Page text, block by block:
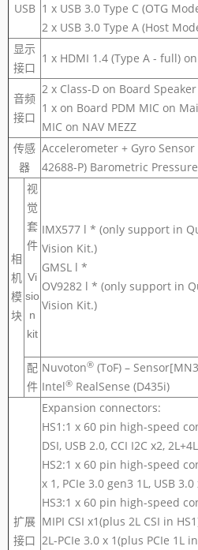
USB 1 x USB 3.0 Type C (OTG
2 x USB 3.0 Type A (Host
显示
接口
1 x HDMI 1.4 (Type A - full)
音频
接口
2 x Class-D on Board
1 x on Board PDM MIC on
MIC on NAV MEZZ
传感
器
Accelerometer + Gyro Sensor
42688-P) Barometric Pressure
相
机
模
块
视
觉
套
件
Vi
sio
n
kit
IMX577 l * (only support in
Vision Kit.)
GMSL l *
OV9282 l * (only support in
Vision Kit.)
配
件
Nuvoton® (ToF) –
Intel® RealSense (D435i)
扩展
接口
Expansion connectors:
HS1:1 x 60 pin high-speed
DSI, USB 2.0, CCI I2C x2,
HS2:1 x 60 pin high-speed
x 1, PCIe 3.0 gen3 1L, USB 3.0
HS3:1 x 60 pin high-speed
MIPI CSI x1(plus 2L CSI in
2L-PCIe 3.0 x 1(plus PCIe 1L